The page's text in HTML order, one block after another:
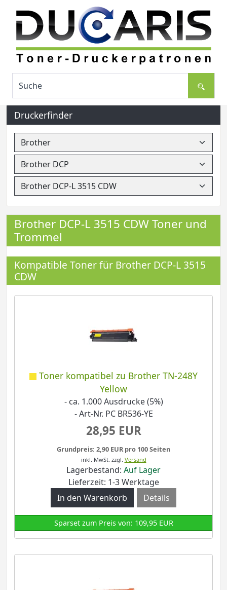
Druckerfinder
Brother DCP-L 3515 CDW Toner und
Trommel
Kompatible Toner für Brother DCP-L 3515
CDW
Toner kompatibel zu Brother TN-248Y
Yellow
- ca. 1.000 Ausdrucke (5%)
- Art-Nr. PC BR536-YE
28,95 EUR
Grundpreis: 2,90 EUR pro 100 Seiten
inkl. MwSt. zzgl. Versand
Lagerbestand: Auf Lager
Lieferzeit: 1-3 Werktage
Details
Sparset zum Preis von: 109,95 EUR